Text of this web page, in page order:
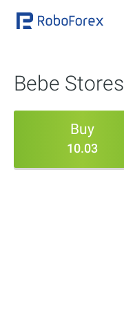
Bebe Stores
Buy
10.03